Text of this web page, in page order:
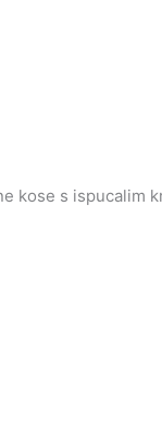
kose s ispucalim